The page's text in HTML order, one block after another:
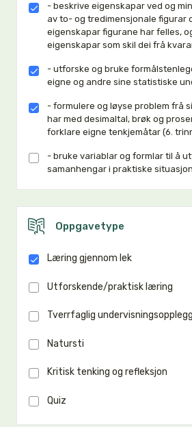
- beskrive eigenskapar ved og
av to- og tredimensjonale figurar
eigenskapar figurane har felles,
eigenskapar som skil dei frå
- utforske og bruke
eigne og andre sine statistiske
- formulere og løyse problem frå
har med desimaltal, brøk og
forklare eigne tenkjemåtar (6.
- bruke variablar og formlar til å
samanhengar i praktiske
Oppgavetype
Læring gjennom lek
Utforskende/praktisk læring
Tverrfaglig undervisningsopplegg
Natursti
Kritisk tenking og refleksjon
Quiz